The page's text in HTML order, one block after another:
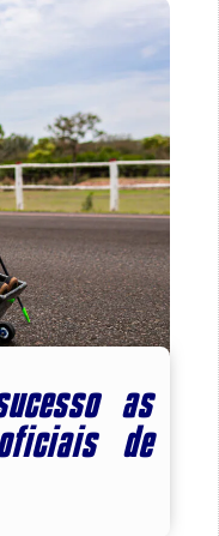
as
de